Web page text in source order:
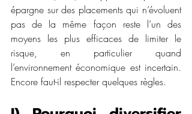
épargne sur des placements qui n’évoluent
pas de la même façon reste l’un des
moyens les plus efficaces de limiter le
risque, en particulier quand
l’environnement économique est incertain.
Encore faut-il respecter quelques règles.